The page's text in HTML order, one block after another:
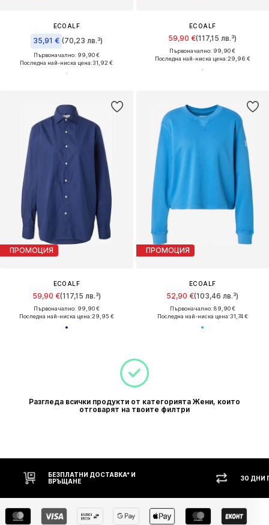
ECOALF
35,91 € (70,23 лв.³)
Първоначално: 99,90 €
Последна най-ниска цена:31,92 €
ECOALF
59,90 €(117,15 лв.³)
Първоначално: 99,90 €
Последна най-ниска цена:29,96 €
ПРОМОЦИЯ
ECOALF
59,90 €(117,15 лв.³)
Първоначално: 99,90 €
Последна най-ниска цена:29,95 €
ПРОМОЦИЯ
ECOALF
52,90 €(103,46 лв.³)
Първоначално: 89,90 €
Последна най-ниска цена:31,74 €
Разгледа всички продукти от категорията Жени, които
отговарят на твоите филтри
БЕЗПЛАТНИ ДОСТАВКА* И
ВРЪЩАНЕ
30 ДНИ